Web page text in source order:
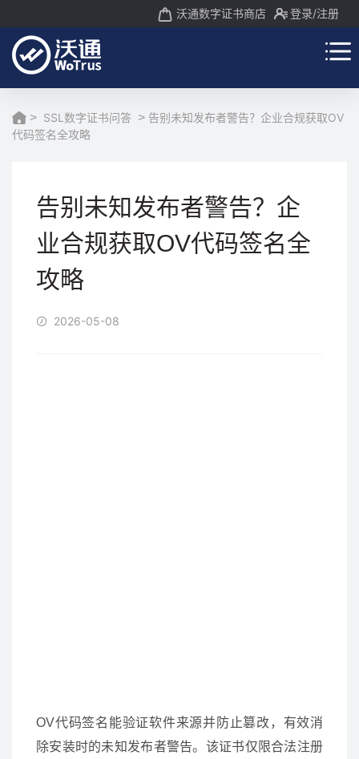
沃通数字证书商店 登录/注册
> SSL数字证书问答 > 告别未知发布者警告？企业合规获取OV
代码签名全攻略
告别未知发布者警告？企
业合规获取OV代码签名全
攻略
2026-05-08
OV代码签名能验证软件来源并防止篡改，有效消
除安装时的未知发布者警告。该证书仅限合法注册